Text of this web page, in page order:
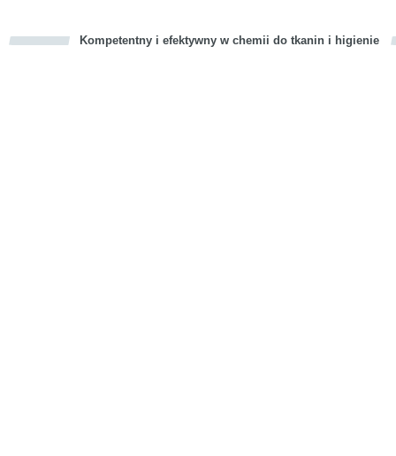
Kompetentny i efektywny w chemii do tkanin i higienie